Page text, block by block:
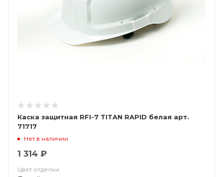
Каска защитная RFI-7 TITAN RAPID белая арт.
71717
Нет в наличии
1 314 ₽
Цвет отделки